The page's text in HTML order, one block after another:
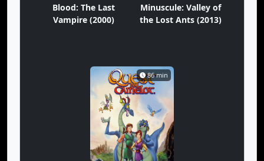
Blood: The Last
Vampire (2000)
Minuscule: Valley of
the Lost Ants (2013)
86 min